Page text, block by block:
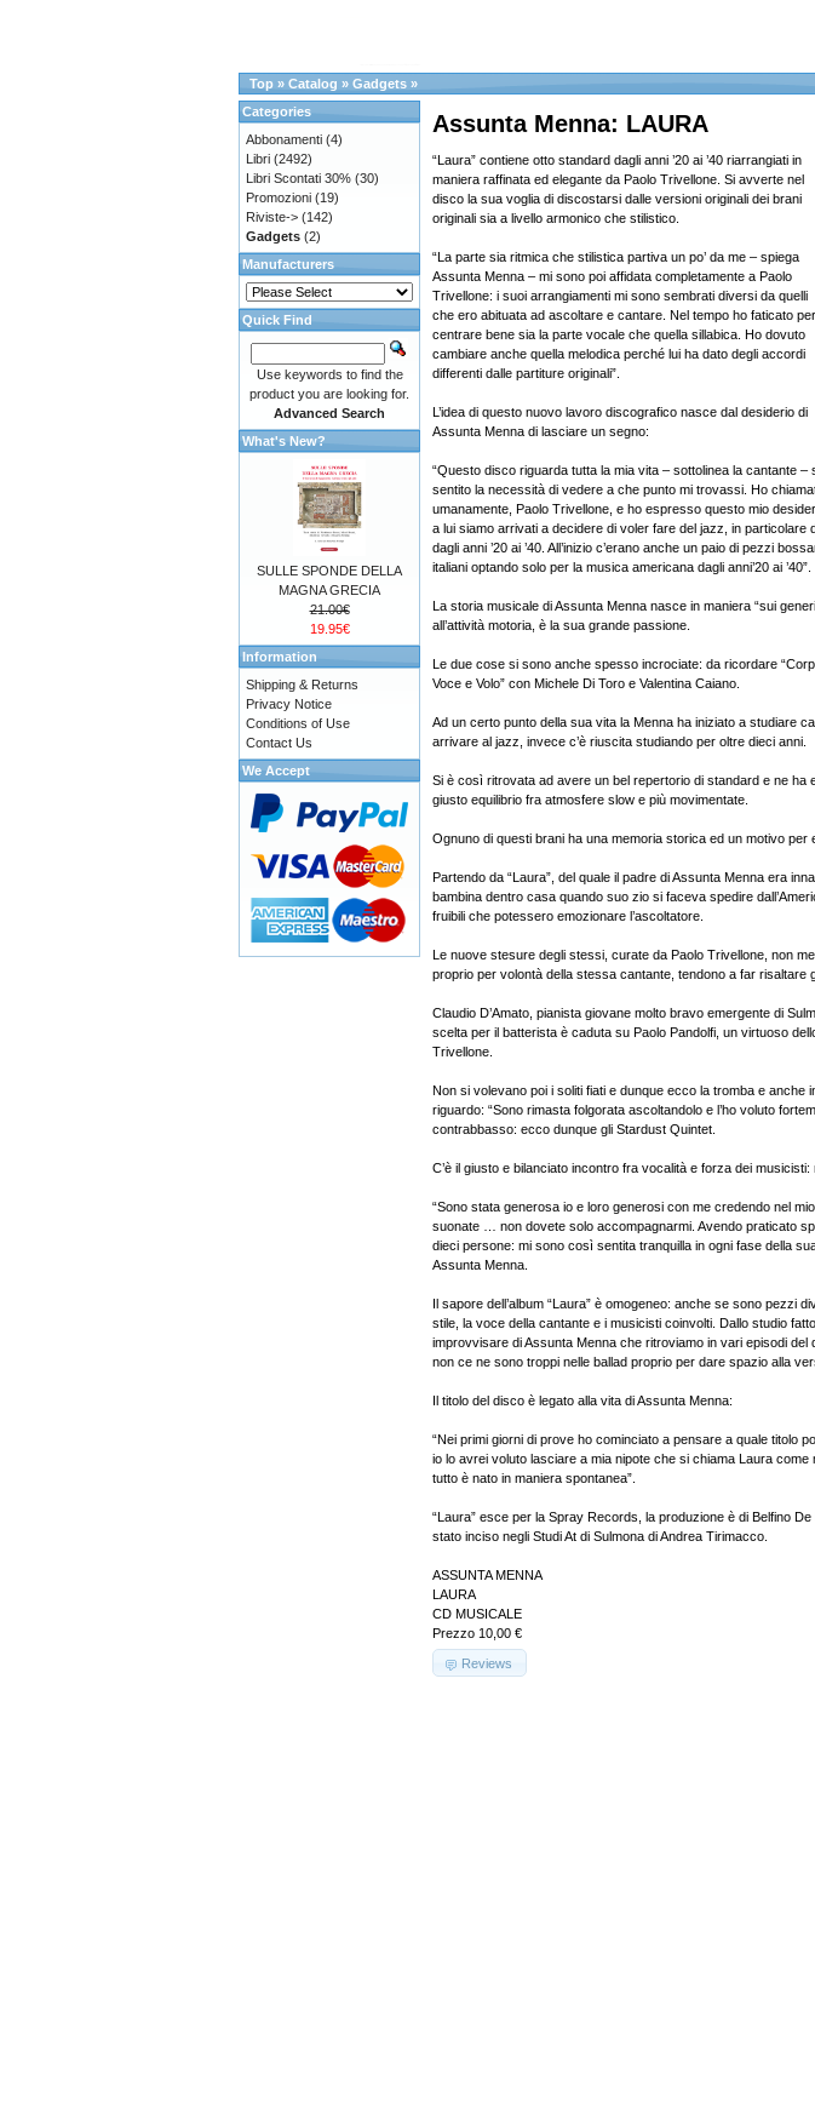
Top » Catalog » Gadgets »
Assunta Menna: LAURA
“Laura” contiene otto standard dagli anni ’20 ai ’40 riarrangiati in
maniera raffinata ed elegante da Paolo Trivellone. Si avverte nel
disco la sua voglia di discostarsi dalle versioni originali dei brani
originali sia a livello armonico che stilistico.
“La parte sia ritmica che stilistica partiva un po’ da me – spiega
Assunta Menna – mi sono poi affidata completamente a Paolo
Trivellone: i suoi arrangiamenti mi sono sembrati diversi da quelli
che ero abituata ad ascoltare e cantare. Nel tempo ho faticato per
centrare bene sia la parte vocale che quella sillabica. Ho dovuto
cambiare anche quella melodica perché lui ha dato degli accordi
differenti dalle partiture originali”.
L’idea di questo nuovo lavoro discografico nasce dal desiderio di
Assunta Menna di lasciare un segno:
“Questo disco riguarda tutta la mia vita – sottolinea la cantante
sentito la necessità di vedere a che punto mi trovassi. Ho
umanamente, Paolo Trivellone, e ho espresso questo mio
a lui siamo arrivati a decidere di voler fare del jazz, in
dagli anni ’20 ai ’40. All’inizio c’erano anche un paio di pezzi
italiani optando solo per la musica americana dagli anni’20 ai ’40”.
La storia musicale di Assunta Menna nasce in maniera “sui
all’attività motoria, è la sua grande passione.
Le due cose si sono anche spesso incrociate: da ricordare
Voce e Volo” con Michele Di Toro e Valentina Caiano.
Ad un certo punto della sua vita la Menna ha iniziato a studiare
arrivare al jazz, invece c’è riuscita studiando per oltre dieci anni.
Si è così ritrovata ad avere un bel repertorio di standard e ne
giusto equilibrio fra atmosfere slow e più movimentate.
Ognuno di questi brani ha una memoria storica ed un motivo per
Partendo da “Laura”, del quale il padre di Assunta Menna era
bambina dentro casa quando suo zio si faceva spedire
fruibili che potessero emozionare l’ascoltatore.
Le nuove stesure degli stessi, curate da Paolo Trivellone, non
proprio per volontà della stessa cantante, tendono a far risaltare
Claudio D’Amato, pianista giovane molto bravo emergente di
scelta per il batterista è caduta su Paolo Pandolfi, un virtuoso
Trivellone.
Non si volevano poi i soliti fiati e dunque ecco la tromba e
riguardo: “Sono rimasta folgorata ascoltandolo e l’ho voluto
contrabbasso: ecco dunque gli Stardust Quintet.
C’è il giusto e bilanciato incontro fra vocalità e forza dei
“Sono stata generosa io e loro generosi con me credendo nel
suonate … non dovete solo accompagnarmi. Avendo praticato
dieci persone: mi sono così sentita tranquilla in ogni fase della
Assunta Menna.
Il sapore dell’album “Laura” è omogeneo: anche se sono
stile, la voce della cantante e i musicisti coinvolti. Dallo studio
improvvisare di Assunta Menna che ritroviamo in vari episodi del
non ce ne sono troppi nelle ballad proprio per dare spazio alla
Il titolo del disco è legato alla vita di Assunta Menna:
“Nei primi giorni di prove ho cominciato a pensare a quale titolo
io lo avrei voluto lasciare a mia nipote che si chiama Laura
tutto è nato in maniera spontanea”.
“Laura” esce per la Spray Records, la produzione è di Belfino
stato inciso negli Studi At di Sulmona di Andrea Tirimacco.
ASSUNTA MENNA
LAURA
CD MUSICALE
Prezzo 10,00 €
Reviews
Categories
Abbonamenti (4)
Libri (2492)
Libri Scontati 30% (30)
Promozioni (19)
Riviste-> (142)
Gadgets (2)
Manufacturers
Quick Find
Use keywords to find the
product you are looking for.
Advanced Search
What's New?
SULLE SPONDE DELLA
MAGNA GRECIA
21.00€
19.95€
Information
Shipping & Returns
Privacy Notice
Conditions of Use
Contact Us
We Accept